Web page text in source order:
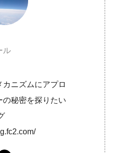
ル
カニズムにアプロ
の秘密を探りたい